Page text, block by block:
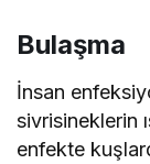
Bulaşma
İnsan
sivrisineklerin
enfekte